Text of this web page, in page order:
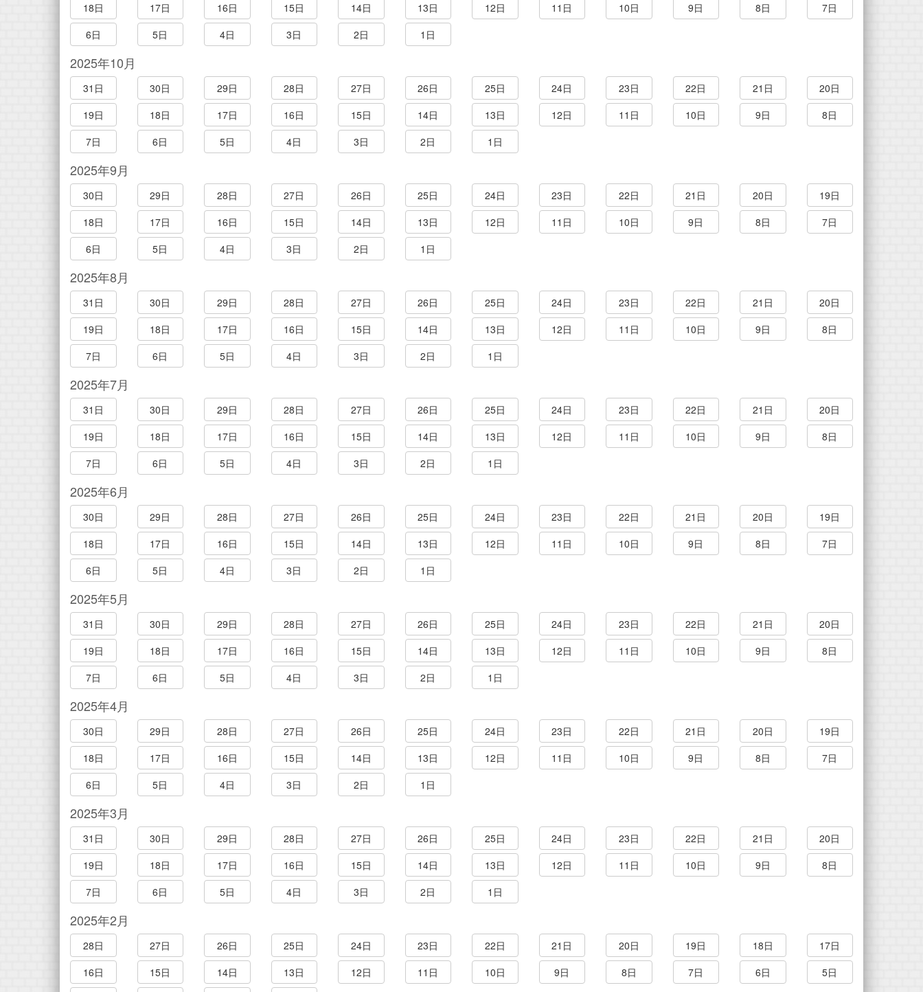
18日
17日 16日 15日 14日 13日 12日 11日 10日 9日 8日
7日
6日
5日 4日 3日 2日 1日
2025年10月
31日 30日 29日 28日 27日 26日 25日 24日 23日 22日 21日
20日
19日
18日 17日 16日 15日 14日 13日 12日 11日 10日 9日
8日
7日
6日 5日 4日 3日 2日 1日
2025年9月
30日 29日 28日 27日 26日 25日 24日 23日 22日 21日 20日
19日
18日
17日 16日 15日 14日 13日 12日 11日 10日 9日 8日
7日
6日
5日 4日 3日 2日 1日
2025年8月
31日 30日 29日 28日 27日 26日 25日 24日 23日 22日 21日
20日
19日
18日 17日 16日 15日 14日 13日 12日 11日 10日 9日
8日
7日
6日 5日 4日 3日 2日 1日
2025年7月
31日 30日 29日 28日 27日 26日 25日 24日 23日 22日 21日
20日
19日
18日 17日 16日 15日 14日 13日 12日 11日 10日 9日
8日
7日
6日 5日 4日 3日 2日 1日
2025年6月
30日 29日 28日 27日 26日 25日 24日 23日 22日 21日 20日
19日
18日
17日 16日 15日 14日 13日 12日 11日 10日 9日 8日
7日
6日
5日 4日 3日 2日 1日
2025年5月
31日 30日 29日 28日 27日 26日 25日 24日 23日 22日 21日
20日
19日
18日 17日 16日 15日 14日 13日 12日 11日 10日 9日
8日
7日
6日 5日 4日 3日 2日 1日
2025年4月
30日 29日 28日 27日 26日 25日 24日 23日 22日 21日 20日
19日
18日
17日 16日 15日 14日 13日 12日 11日 10日 9日 8日
7日
6日
5日 4日 3日 2日 1日
2025年3月
31日 30日 29日 28日 27日 26日 25日 24日 23日 22日 21日
20日
19日
18日 17日 16日 15日 14日 13日 12日 11日 10日 9日
8日
7日
6日 5日 4日 3日 2日 1日
2025年2月
28日 27日 26日 25日 24日 23日 22日 21日 20日 19日 18日
17日
16日
15日 14日 13日 12日 11日 10日 9日 8日 7日 6日 5日